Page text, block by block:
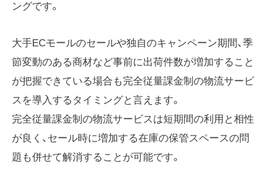
ングです。
大手ECモールのセールや独自のキャンペーン期間、季
節変動のある商材など事前に出荷件数が増加すること
が把握できている場合も完全従量課金制の物流サービ
スを導入するタイミングと言えます。
完全従量課金制の物流サービスは短期間の利用と相性
が良く、セール時に増加する在庫の保管スペースの問
題も併せて解消することが可能です。